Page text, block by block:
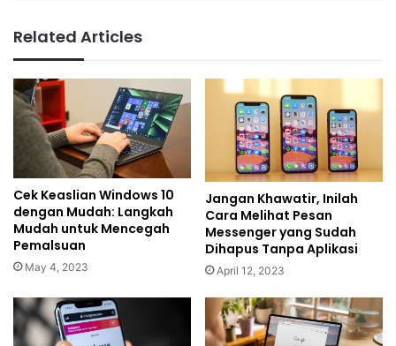
Related Articles
Cek Keaslian Windows 10
dengan Mudah: Langkah
Mudah untuk Mencegah
Pemalsuan
May 4, 2023
Jangan Khawatir, Inilah
Cara Melihat Pesan
Messenger yang Sudah
Dihapus Tanpa Aplikasi
April 12, 2023